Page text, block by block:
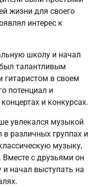
жизни для своего
интерес к
школу и начал
талантливым
гитаристом в своем
потенциал и
и конкурсах.
увлекался музыкой
в различных группах и
музыку,
с друзьями он
начал выступать на